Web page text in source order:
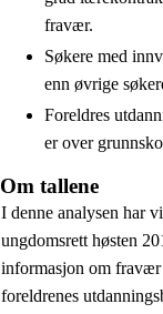
fravær.
Søkere med
enn øvrige
Foreldres
er over
Om tallene
I denne analysen har
ungdomsrett høsten
informasjon om
foreldrenes